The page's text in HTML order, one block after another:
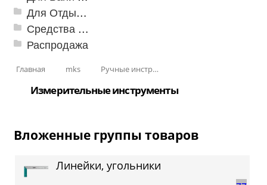
Для Отдыха и Пикника
Средства от насекомых и садовых вредителей
Распродажа
Главная mks Ручные инструменты
Измерительные инструменты
Вложенные группы товаров
Линейки, угольники